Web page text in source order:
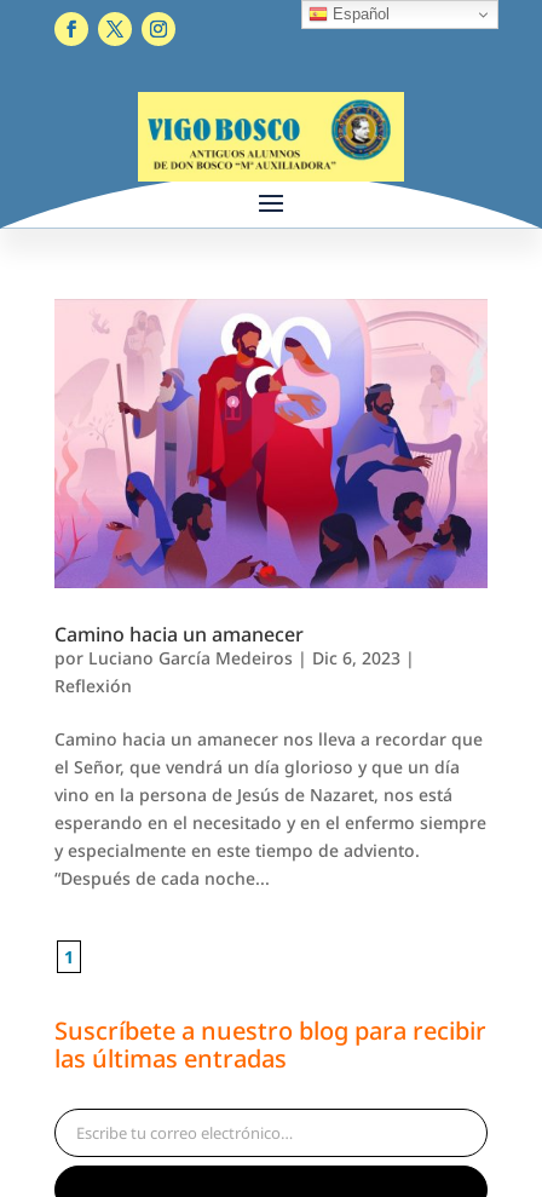
Camino hacia un amanecer
por Luciano García Medeiros | Dic 6, 2023|
Reflexión
Camino hacia un amanecer nos lleva a recordar que
el Señor, que vendrá un día glorioso y que un día
vino en la persona de Jesús de Nazaret, nos está
esperando en el necesitado y en el enfermo siempre
y especialmente en este tiempo de adviento.
“Después de cada noche...
1
Suscríbete a nuestro blog para recibir
las últimas entradas
Escribe tu correo electrónico…
Español